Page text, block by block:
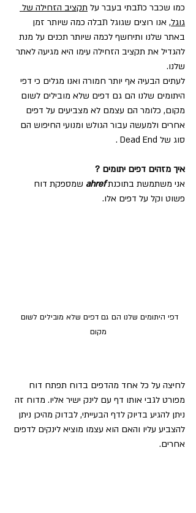
כמו שכבר כתבתי בעבר על תקציב הזחילה של
גוגל, אנו רוצים שגוגל תבלה כמה שיותר זמן
באתר שלנו ותיחשף לכמה שיותר תכנים על מנת
להגדיל את תקציב הזחילה עימו היא מגיעה לאתר
שלנו.
לעתים הבעיה אף יותר חמורה ואנו מגלים כי דפי
היתומים שלנו הם גם דפים שלא מובילים לשום
מקום, כלומר הם עצמם לא מצביעים על דפים
אחרים ולמעשה עבור הגולש ומנועי החיפוש הם
סוג של Dead End .
איך מזהים דפים יתומים ?
אני משתמשת בתוכנת ahref שמספקת דוח
פשוט וקל על דפים אלו.
דפי היתומים שלנו הם גם דפים שלא מובילים לשום
מקום
לחיצה על כל אחד מהדפים בדוח תפתח דוח
מפורט לגבי אותו דף עם לינק ישיר אליו. מדוח זה
ניתן להגיע בדיוק לדף הבעייתי, לבדוק מהיכן ניתן
להצביע עליו והאם הוא עצמו מוציא לינקים לדפים
אחרים.